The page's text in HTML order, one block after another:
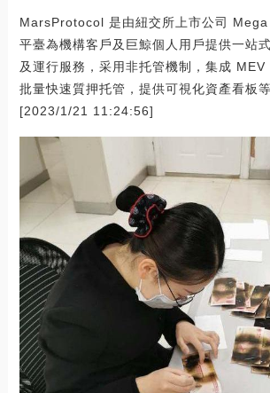
MarsProtocol 是由紐交所上市公司
平臺為機構客戶及巨鯨個人用戶提供一站
及運行服務，采用非托管機制，集成 MEV
批量快速質押托管，提供可視化資產看板等
[2023/1/21 11:24:56]